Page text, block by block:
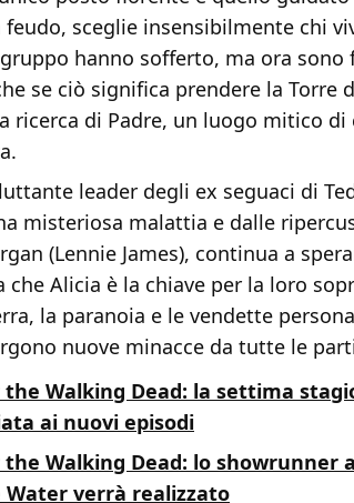
sceglie insensibilmente chi
hanno sofferto, ma ora
se ciò significa prendere la Torre
ricerca di Padre, un luogo mitico di
leader degli ex seguaci di
misteriosa malattia e dalle
(Lennie James), continua a
che Alicia è la chiave per la loro
la paranoia e le vendette
nuove minacce da tutte le
the Walking Dead: la settima
ai nuovi episodi
the Walking Dead: lo showrunner
Water verrà realizzato